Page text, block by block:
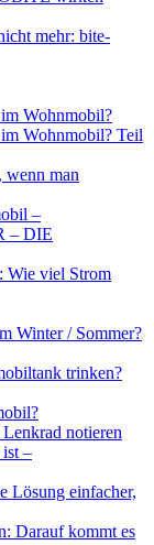
mehr: bite-
Wohnmobil?
Wohnmobil? Teil
wenn man
–
– DIE
Wie viel Strom
Winter / Sommer?
trinken?
notieren
ist –
Lösung einfacher,
Darauf kommt es